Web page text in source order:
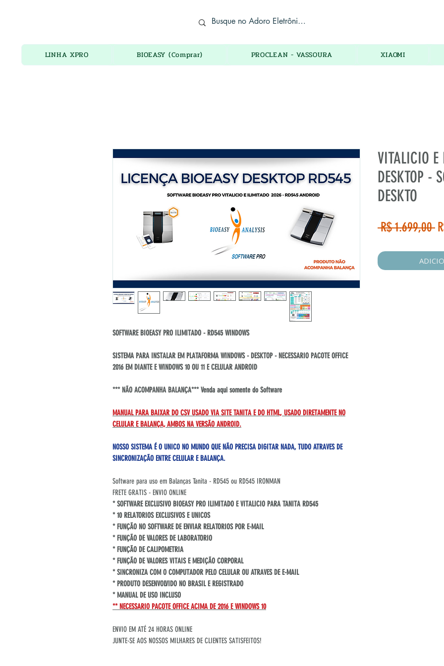
LINHA XPRO BIOEASY (Comprar) PROCLEAN - VASSOURA XIAOMI
SOFTWARE BIOEASY PRO ILIMITADO - RD545 WINDOWS
SISTEMA PARA INSTALAR EM PLATAFORMA WINDOWS - DESKTOP - NECESSARIO PACOTE OFFICE
2016 EM DIANTE E WINDOWS 10 OU 11 E CELULAR ANDROID
*** NÃO ACOMPANHA BALANÇA*** Venda aqui somente do Software
MANUAL PARA BAIXAR DO CSV USADO VIA SITE TANITA E DO HTML, USADO DIRETAMENTE NO
CELULAR E BALANÇA, AMBOS NA VERSÃO ANDROID.
NOSSO SISTEMA É O UNICO NO MUNDO QUE NÃO PRECISA DIGITAR NADA, TUDO ATRAVES DE
SINCRONIZAÇÃO ENTRE CELULAR E BALANÇA.
Software para uso em Balanças Tanita - RD545 ou RD545 IRONMAN
FRETE GRATIS - ENVIO ONLINE
* SOFTWARE EXCLUSIVO BIOEASY PRO ILIMITADO E VITALICIO PARA TANITA RD545
* 10 RELATORIOS EXCLUSIVOS E UNICOS
* FUNÇÃO NO SOFTWARE DE ENVIAR RELATORIOS POR E-MAIL
* FUNÇÃO DE VALORES DE LABORATORIO
* FUNÇÃO DE CALIPOMETRIA
* FUNÇÃO DE VALORES VITAIS E MEDIÇÃO CORPORAL
* SINCRONIZA COM O COMPUTADOR PELO CELULAR OU ATRAVES DE E-MAIL
* PRODUTO DESENVOLVIDO NO BRASIL E REGISTRADO
* MANUAL DE USO INCLUSO
** NECESSARIO PACOTE OFFICE ACIMA DE 2016 E WINDOWS 10
ENVIO EM ATÉ 24 HORAS ONLINE
JUNTE-SE AOS NOSSOS MILHARES DE CLIENTES SATISFEITOS!
VITALICIO
DESKTOP -
DESKTO
R$ 1.699,00